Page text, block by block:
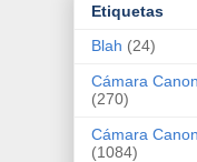
Etiquetas
Blah (24)
Cámara
(270)
Cámara
(1084)